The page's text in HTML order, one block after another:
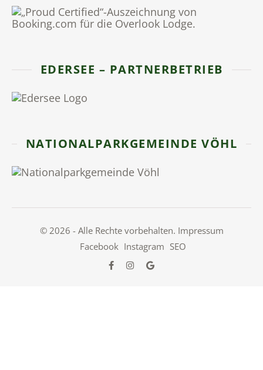
EDERSEE – PARTNERBETRIEB
NATIONALPARKGEMEINDE VÖHL
© 2026 - Alle Rechte vorbehalten. Impressum
Facebook Instagram SEO